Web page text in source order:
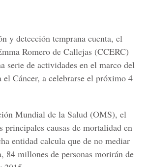
y detección temprana cuenta, el
Romero de Callejas (CCERC)
serie de actividades en el marco del
Cáncer, a celebrarse el próximo 4
Mundial de la Salud (OMS), el
principales causas de mortalidad en
entidad calcula que de no mediar
84 millones de personas morirán de